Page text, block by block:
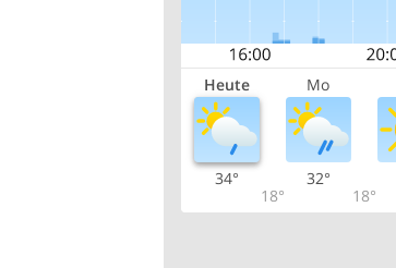
Heute Mo
34°
18°
32°
18°